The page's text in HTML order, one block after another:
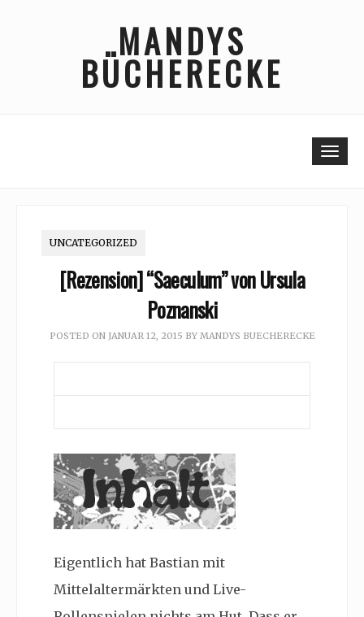
MANDYS
BÜCHERECKE
UNCATEGORIZED
[Rezension] “Saeculum” von Ursula
Poznanski
POSTED ON JANUAR 12, 2015 BY MANDYS BUECHERECKE
Eigentlich hat Bastian mit
Mittelaltermärkten und Live-